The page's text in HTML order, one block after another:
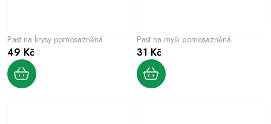
Past na krysy pomosazněná
49 Kč
Past na myši pomosazněná
31 Kč